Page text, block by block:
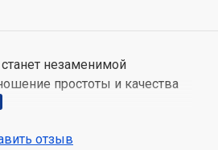
незаменимой
простоты и качества
и удобных технических
отзыв